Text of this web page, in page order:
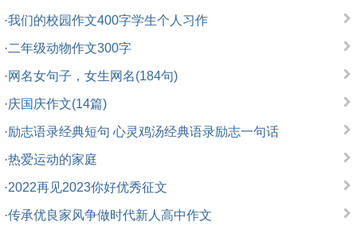
·我们的校园作文400字学生个人习作
·二年级动物作文300字
·网名女句子，女生网名(184句)
·庆国庆作文(14篇)
·励志语录经典短句 心灵鸡汤经典语录励志一句话
·热爱运动的家庭
·2022再见2023你好优秀征文
·传承优良家风争做时代新人高中作文